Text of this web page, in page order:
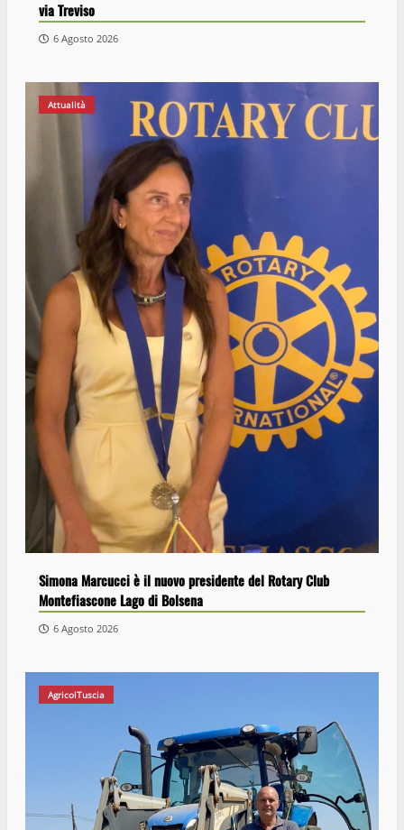
via Treviso
6 Agosto 2026
Attualità
Simona Marcucci è il nuovo presidente del Rotary Club
Montefiascone Lago di Bolsena
6 Agosto 2026
AgricolTuscia